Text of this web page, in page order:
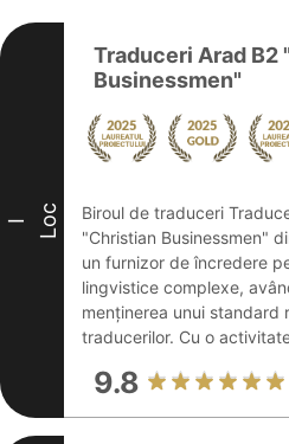
I Loc
Traduceri Arad B2
Businessmen"
Biroul de traduceri
"Christian Businessmen"
un furnizor de încredere
lingvistice complexe,
menținerea unui standard
traducerilor. Cu o
9.8